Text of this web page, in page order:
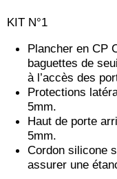
KIT N°1
Plancher en CP
baguettes de
à l’accès des
Protections
5mm.
Haut de porte
5mm.
Cordon silicone
assurer une